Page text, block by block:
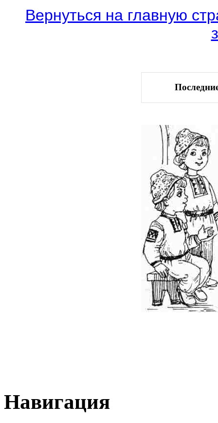
Вернуться на главную
Навигация